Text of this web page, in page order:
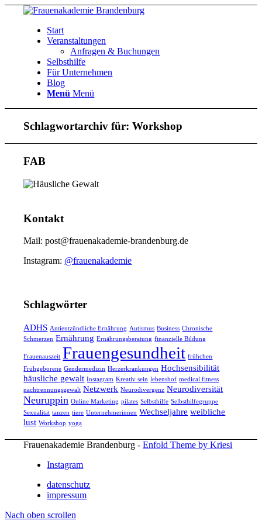
Start
Veranstaltungen
Anfragen & Buchungen
Selbsthilfe
Für Unternehmen
Blog
Menü Menü
Schlagwortarchiv für:Workshop
FAB
Kontakt
Mail: post@frauenakademie-brandenburg.de
Instagram: @frauenakademie
Schlagwörter
ADHS Antientzündliche Ernährung Autismus Business Chronische
Schmerzen Ernährung Ernährungsberatung finanzielle Bildung
Frauenauszeit Frauengesundheit frühchen
Frühgeborene Gendermedizin Herzerkrankungen Hochsensibilität
häusliche gewalt Instagram Kreativ sein lebenshof medical fitness
nachtrennungsgewalt Netzwerk Neurodivergenz Neurodiversität
Neuruppin Online Marketing pilates Selbsthilfe Selbsthilfegruppe
Sexualität tanzen tiere Unternehmerinnen Wechseljahre weibliche
lust Workshop yoga
Frauenakademie Brandenburg -Enfold Theme by Kriesi
Instagram
datenschutz
impressum
Nach oben scrollen